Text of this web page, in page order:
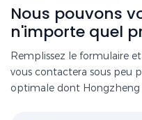
Nous pouvons
n'importe quel
Remplissez le formulaire
vous contactera sous peu
optimale dont Hongzheng